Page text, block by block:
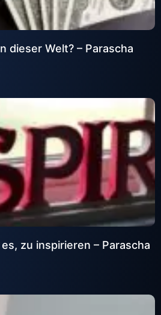
dieser Welt? – Parascha
zu inspirieren – Parascha